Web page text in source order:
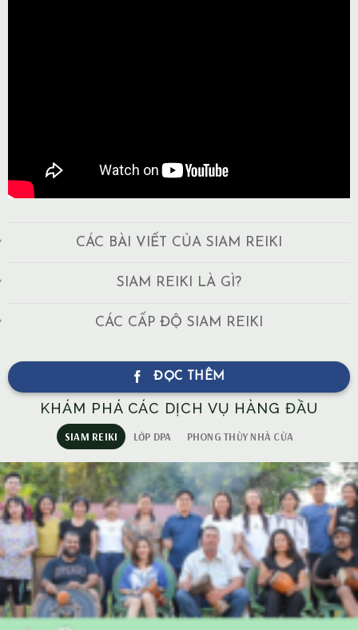
CÁC BÀI VIẾT CỦA SIAM REIKI
SIAM REIKI LÀ GÌ?
CÁC CẤP ĐỘ SIAM REIKI
ĐỌC THÊM
KHÁM PHÁ CÁC DỊCH VỤ HÀNG ĐẦU
SIAM REIKI LỚP DPA PHONG THỦY NHÀ CỬA